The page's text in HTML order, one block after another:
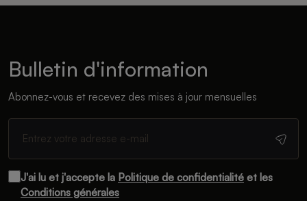
Bulletin d'information
Abonnez-vous et recevez des mises à jour mensuelles
J'ai lu et j'accepte la Politique de confidentialité et les
Conditions générales